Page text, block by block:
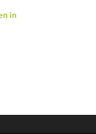
in